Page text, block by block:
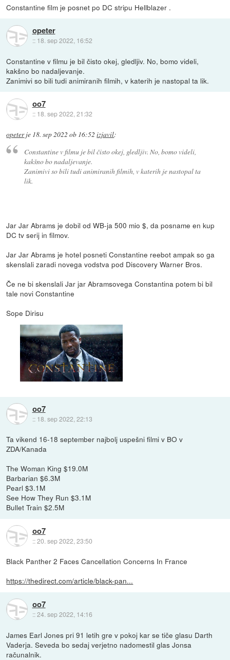
Constantine film je posnet po DC stripu Hellblazer .
opeter
:: 18. sep 2022, 16:52
Constantine v filmu je bil čisto okej, gledljiv. No, bomo videli,
kakšno bo nadaljevanje.
Zanimivi so bili tudi animiranih filmih, v katerih je nastopal ta lik.
oo7
:: 18. sep 2022, 21:32
opeterje 18. sep 2022 ob 16:52 izjavil:
Constantine v filmu je bil čisto okej, gledljiv. No, bomo videli,
kakšno bo nadaljevanje.
Zanimivi so bili tudi animiranih filmih, v katerih je nastopal ta
lik.
Jar Jar Abrams je dobil od WB-ja 500 mio $, da posname en kup
DC tv serij in filmov.
Jar Jar Abrams je hotel posneti Constantine reebot ampak so ga
skenslali zaradi novega vodstva pod Discovery Warner Bros.
Če ne bi skenslali Jar jar Abramsovega Constantina potem bi bil
tale novi Constantine
Sope Dirisu
oo7
:: 18. sep 2022, 22:13
Ta vikend 16-18 september najbolj uspešni filmi v BO v
ZDA/Kanada
The Woman King $19.0M
Barbarian $6.3M
Pearl $3.1M
See How They Run $3.1M
Bullet Train $2.5M
oo7
::20. sep 2022, 23:50
Black Panther 2 Faces Cancellation Concerns In France
https://thedirect.com/article/black-pan...
oo7
::24. sep 2022, 14:16
James Earl Jones pri 91 letih gre v pokoj kar se tiče glasu Darth
Vaderja. Seveda bo sedaj verjetno nadomestil glas Jonsa
računalnik.